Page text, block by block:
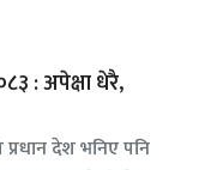
: अपेक्षा धेरै,
देश भनिए पनि